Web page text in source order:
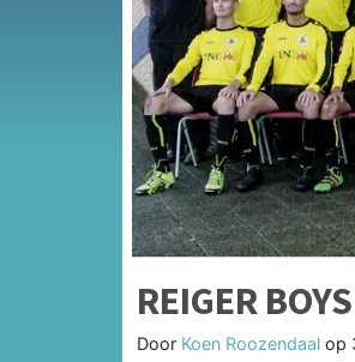
REIGER
Door Koen Roozendaal op